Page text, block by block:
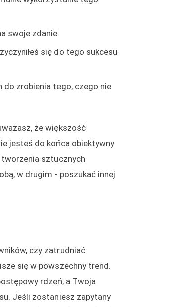
swoje zdanie.
się do tego sukcesu
do zrobienia tego, czego nie
że większość
jesteś do końca obiektywny
sztucznych
w drugim - poszukać innej
czy zatrudniać
się w powszechny trend.
rdzeń, a Twoja
Jeśli zostaniesz zapytany